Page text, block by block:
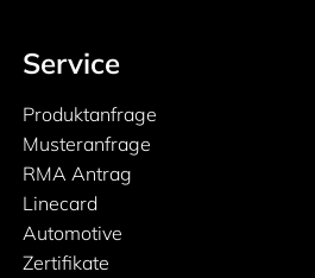
Service
Produktanfrage
Musteranfrage
RMA Antrag
Linecard
Automotive
Zertifikate